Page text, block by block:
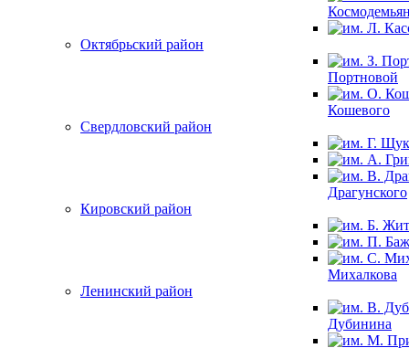
Октябрьский район
Портновой
Кошевого
Свердловский район
Драгунского
Кировский район
Михалкова
Ленинский район
Дубинина